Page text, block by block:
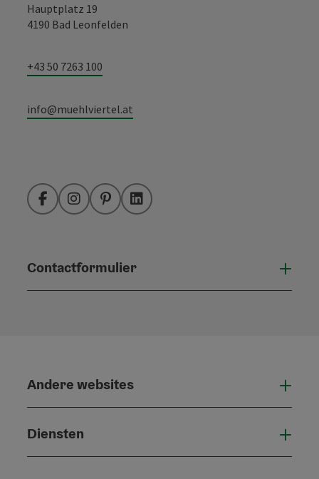
Hauptplatz 19
4190 Bad Leonfelden
+43 50 7263 100
info@muehlviertel.at
FacebookInstagramPinterestLinkedIn
Contactformulier
Andere websites
Diensten